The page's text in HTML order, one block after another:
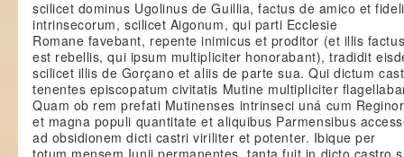
scilicet dominus Ugolinus de Guillia, factus de amico et
intrinsecorum, scilicet Aigonum, qui parti Ecclesie
Romane favebant, repente inimicus et proditor (et illis
est rebellis, qui ipsum multipliciter honorabant), tradidit
scilicet illis de Gorçano et aliis de parte sua. Qui dictum
tenentes episcopatum civitatis Mutine multipliciter
Quam ob rem prefati Mutinenses intrinseci uná cum
et magna populi quantitate et aliquibus Parmensibus
ad obsidionem dicti castri viriliter et potenter. Ibique per
totum mensem Iunii permanentes, tanta fuit in dicto castro